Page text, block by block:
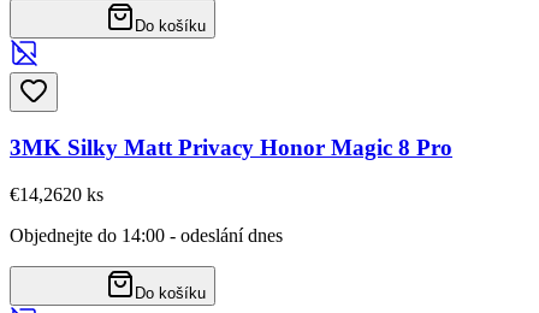
Do košíku
3MK Silky Matt Privacy Honor Magic 8 Pro
€14,2620 ks
Objednejte do 14:00 - odeslání dnes
Do košíku